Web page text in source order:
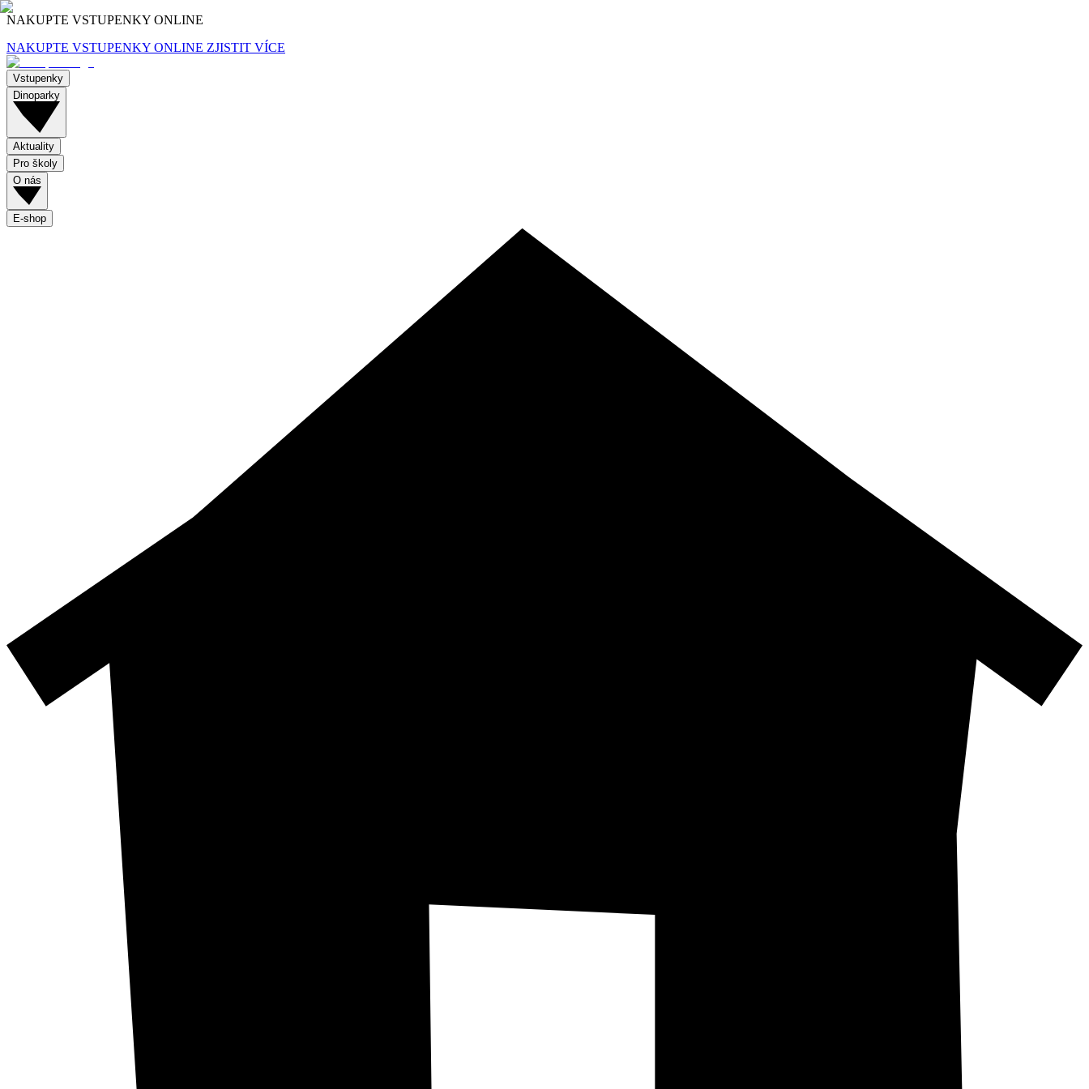
NAKUPTE VSTUPENKY ONLINE
NAKUPTE VSTUPENKY ONLINE ZJISTIT VÍCE
Vstupenky
Dinoparky
Aktuality
Pro školy
O nás
E-shop